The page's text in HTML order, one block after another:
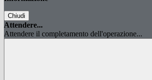
Chiudi
Attendere...
Attendere il completamento dell'operazione...